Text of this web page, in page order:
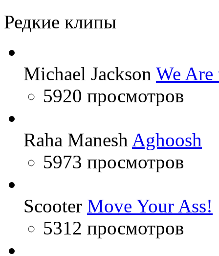
Редкие клипы
Michael Jackson We
5920 просмотров
Raha Manesh Aghoosh
5973 просмотров
Scooter Move Your Ass!
5312 просмотров